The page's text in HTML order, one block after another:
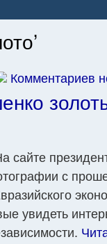
Комментариев
сайте
с
увидеть